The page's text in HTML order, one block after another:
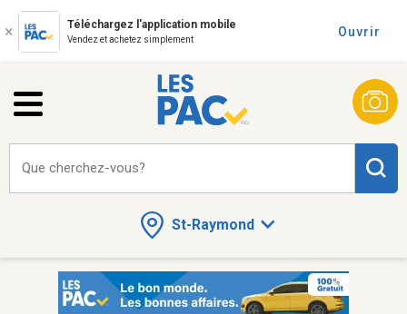
Téléchargez l'application mobile
Vendez et achetez simplement
Ouvrir
St-Raymond
Que cherchez-vous?